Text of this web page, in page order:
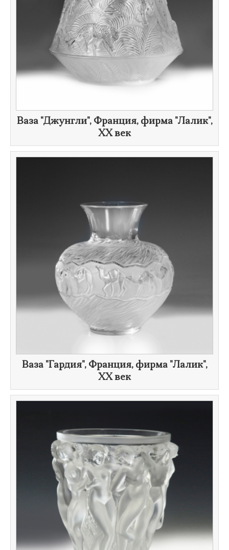
Ваза "Джунгли", Франция, фирма "Лалик",
XX век
​Ваза "Гардия", Франция, фирма "Лалик",
XX век